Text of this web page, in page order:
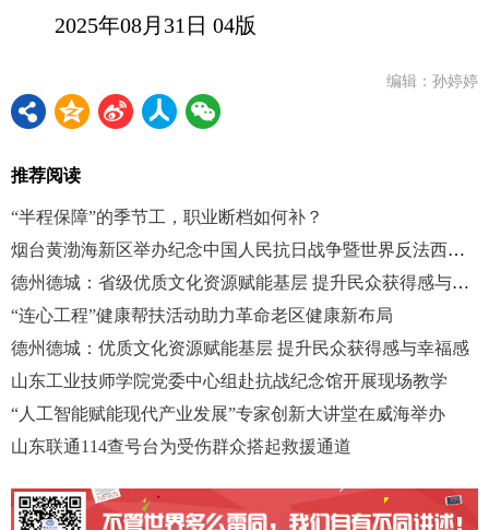
2025年08月31日 04版
编辑：孙婷婷
推荐阅读
“半程保障”的季节工，职业断档如何补？
烟台黄渤海新区举办纪念中国人民抗日战争暨世界反法西斯战争胜利80周年交响音乐会
德州德城：省级优质文化资源赋能基层 提升民众获得感与幸福感
“连心工程”健康帮扶活动助力革命老区健康新布局
德州德城：优质文化资源赋能基层 提升民众获得感与幸福感
山东工业技师学院党委中心组赴抗战纪念馆开展现场教学
“人工智能赋能现代产业发展”专家创新大讲堂在威海举办
山东联通114查号台为受伤群众搭起救援通道